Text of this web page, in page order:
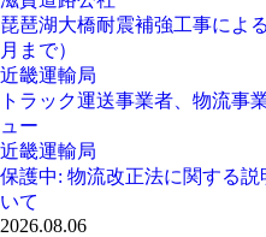
琵琶湖大橋耐震補強工事によ
月まで）
近畿運輸局
トラック運送事業者、物流事
ュー
近畿運輸局
保護中: 物流改正法に関する
いて
2026.08.06